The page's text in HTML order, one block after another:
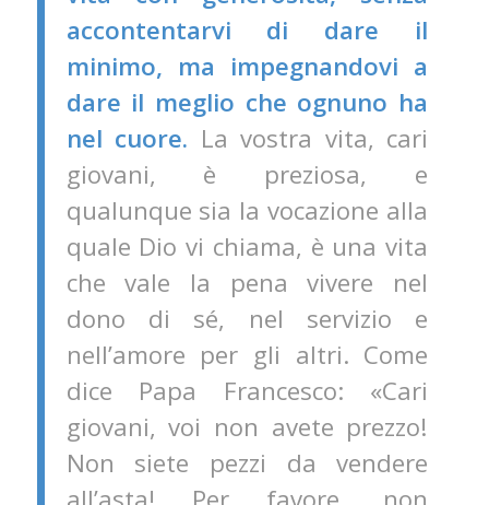
accontentarvi di dare il
minimo, ma impegnandovi a
dare il meglio che ognuno ha
nel cuore. La vostra vita, cari
giovani, è preziosa, e
qualunque sia la vocazione alla
quale Dio vi chiama, è una vita
che vale la pena vivere nel
dono di sé, nel servizio e
nell’amore per gli altri. Come
dice Papa Francesco: «Cari
giovani, voi non avete prezzo!
Non siete pezzi da vendere